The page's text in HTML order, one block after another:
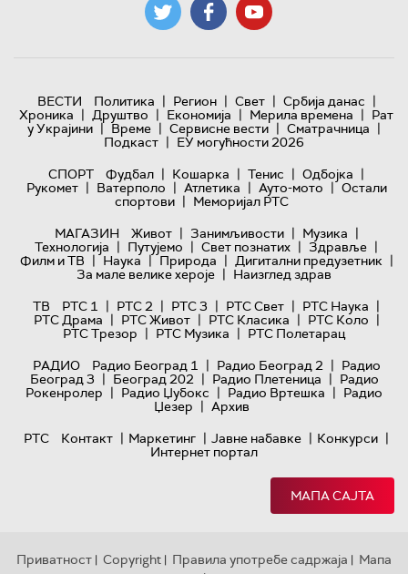
ВЕСТИ Политика | Регион | Свет | Србија данас |
Хроника | Друштво | Економија | Мерила времена | Рат
у Украјини | Време | Сервисне вести | Сматрачница |
Подкаст | ЕУ могућности 2026
СПОРТ
Фудбал | Кошарка | Тенис | Одбојка |
Рукомет | Ватерполо | Атлетика | Ауто-мото | Остали
спортови | Меморијал РТС
МАГАЗИН
Живот | Занимљивости | Музика |
Технологијa | Путујемо | Свет познатих | Здравље |
Филм и ТВ | Наука | Природа | Дигитални предузетник |
За мале велике хероје | Наизглед здрав
ТВ
РТС 1 | РТС 2 | РТС 3 | РТС Свет | РТС Наука |
РТС Драма | РТС Живот | РТС Класика | РТС Коло |
РТС Трезор | РТС Музика | РТС Полетарац
РАДИО
Радио Београд 1 | Радио Београд 2 | Радио
Београд 3 | Београд 202 | Радио Плетеница | Радио
Рокенролер | Радио Џубокс | Радио Вртешка | Радио
Џезер | Архив
РТС
Контакт | Маркетинг | Јавне набавке | Конкурси |
Интернет портал
МАПА САЈТА
Приватност | Copyright | Правила употребе садржаја | Мапа